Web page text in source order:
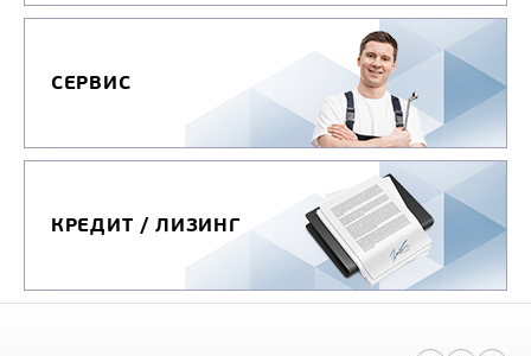
ТРАНСПОРТНАЯ ТЕХНИКА
Крано-
установки (КМУ)
СЕРВИС
КРЕДИТ / ЛИЗИНГ